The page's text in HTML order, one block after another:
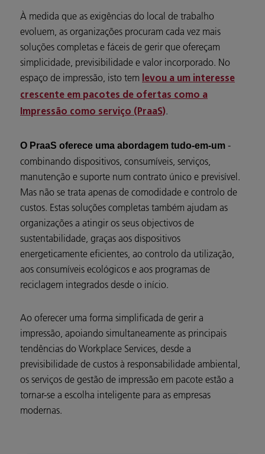
À medida que as exigências do local de trabalho
evoluem, as organizações procuram cada vez mais
soluções completas e fáceis de gerir que ofereçam
simplicidade, previsibilidade e valor incorporado. No
espaço de impressão, isto tem levou a um interesse
crescente em pacotes de ofertas como a
Impressão como serviço (PraaS).
O PraaS oferece uma abordagem tudo-em-um -
combinando dispositivos, consumíveis, serviços,
manutenção e suporte num contrato único e previsível.
Mas não se trata apenas de comodidade e controlo de
custos. Estas soluções completas também ajudam as
organizações a atingir os seus objectivos de
sustentabilidade, graças aos dispositivos
energeticamente eficientes, ao controlo da utilização,
aos consumíveis ecológicos e aos programas de
reciclagem integrados desde o início.
Ao oferecer uma forma simplificada de gerir a
impressão, apoiando simultaneamente as principais
tendências do Workplace Services, desde a
previsibilidade de custos à responsabilidade ambiental,
os serviços de gestão de impressão em pacote estão a
tornar-se a escolha inteligente para as empresas
modernas.